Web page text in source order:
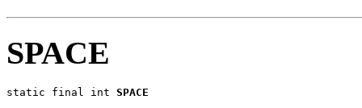
SPACE
static final int SPACE